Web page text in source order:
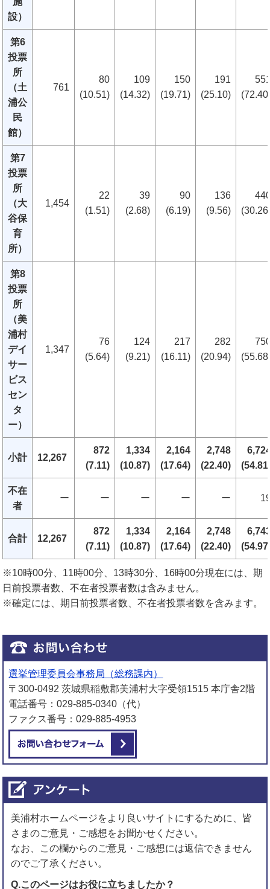
設）
第6
投票
所
（土
浦公
民
館）
761
80
(10.51)
109
(14.32)
150
(19.71)
191
(25.10)
第7
投票
所
（大
谷保
育
所）
1,454
22
(1.51)
39
(2.68)
90
(6.19)
136
(9.56)
第8
投票
所
（美
浦村
デイ
サー
ビス
セン
タ
ー）
1,347
76
(5.64)
124
(9.21)
217
(16.11)
282
(20.94)
小計 12,267
872
(7.11)
1,334
(10.87)
2,164
(17.64)
2,748
(22.40)
不在
者
ー ー ー ー ー
合計 12,267
872
(7.11)
1,334
(10.87)
2,164
(17.64)
2,748
(22.40)
※10時00分、11時00分、13時30分、16時00分現在には、期
日前投票者数、不在者投票者数は含みません。
※確定には、期日前投票者数、不在者投票者数を含みます。
選挙管理委員会事務局（総務課内）
〒300-0492 茨城県稲敷郡美浦村大字受領1515 本庁舎2階
電話番号：029-885-0340（代）
ファクス番号：029-885-4953
美浦村ホームページをより良いサイトにするために、皆
さまのご意見・ご感想をお聞かせください。
なお、この欄からのご意見・ご感想には返信できません
のでご了承ください。
Q.このページはお役に立ちましたか？